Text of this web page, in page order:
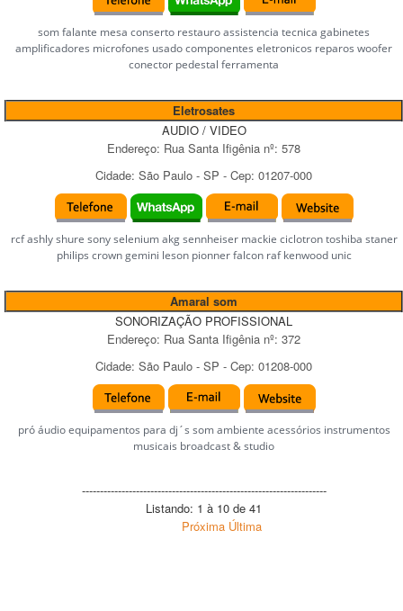
som falante mesa conserto restauro assistencia tecnica gabinetes
amplificadores microfones usado componentes eletronicos reparos woofer
conector pedestal ferramenta
Eletrosates
AUDIO / VIDEO
Endereço: Rua Santa Ifigênia nº: 578
Cidade: São Paulo - SP - Cep: 01207-000
rcf ashly shure sony selenium akg sennheiser mackie ciclotron toshiba staner
philips crown gemini leson pionner falcon raf kenwood unic
Amaral som
SONORIZAÇÃO PROFISSIONAL
Endereço: Rua Santa Ifigênia nº: 372
Cidade: São Paulo - SP - Cep: 01208-000
pró áudio equipamentos para dj´s som ambiente acessórios instrumentos
musicais broadcast & studio
--------------------------------------------------------------------
Listando: 1 à 10 de 41
Próxima Última